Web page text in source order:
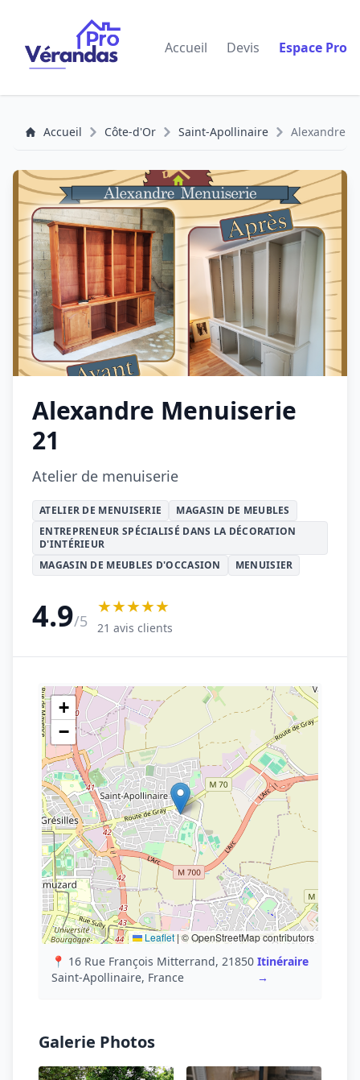
Accueil Devis Espace Pro
Accueil Côte-d'Or Saint-Apollinaire Alexandre
Alexandre Menuiserie
21
Atelier de menuiserie
ATELIER DE MENUISERIE
MAGASIN DE MEUBLES
ENTREPRENEUR SPÉCIALISÉ DANS LA DÉCORATION
D'INTÉRIEUR
MAGASIN DE MEUBLES D'OCCASION
MENUISIER
4.9/5
★★★★★
21 avis clients
+
−
Leaflet|© OpenStreetMap contributors
📍 16 Rue François Mitterrand, 21850
Saint-Apollinaire, France
Itinéraire
→
Galerie Photos